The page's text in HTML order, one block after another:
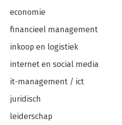
BRONNEN
economie
financieel management
inkoop en logistiek
internet en social media
it-management / ict
juridisch
leiderschap